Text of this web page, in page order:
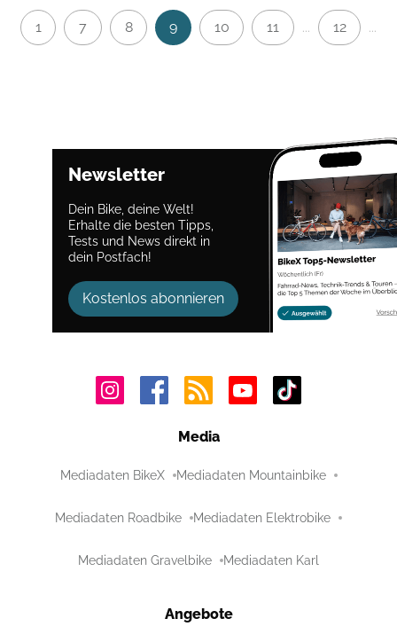
1 7 8 9 10 11 12
Newsletter
Dein Bike, deine Welt!
Erhalte die besten Tipps,
Tests und News direkt in
dein Postfach!
Kostenlos abonnieren
Media
Mediadaten BikeX Mediadaten Mountainbike
Mediadaten Roadbike Mediadaten Elektrobike
Mediadaten Gravelbike Mediadaten Karl
Angebote